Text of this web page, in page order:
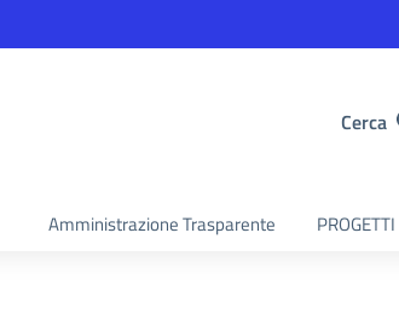
Cerca
Amministrazione Trasparente PROGETTI